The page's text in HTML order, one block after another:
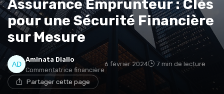
Assurance Emprunteur : Clés
pour une Sécurité Financière
sur Mesure
Aminata Diallo
Commentatrice financière
6 février 2024 7 min de lecture
Partager cette page